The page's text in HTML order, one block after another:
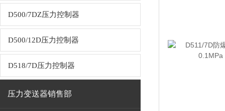
D500/7DZ压力控制器
D500/12D压力控制器
D518/7D压力控制器
压力变送器销售部